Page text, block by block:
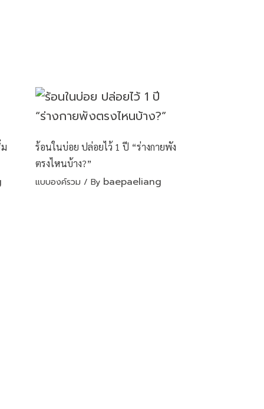
ร้อนในบ่อย ปล่อยไว้ 1 ปี “ร่างกายพัง
ตรงไหนบ้าง?”
แบบองค์รวม / By baepaeliang